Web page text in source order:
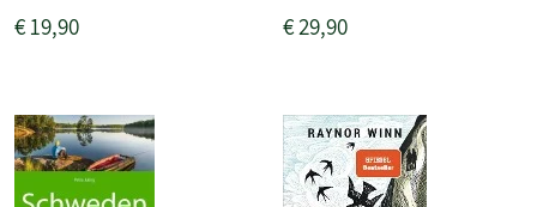
€19,90 €29,90